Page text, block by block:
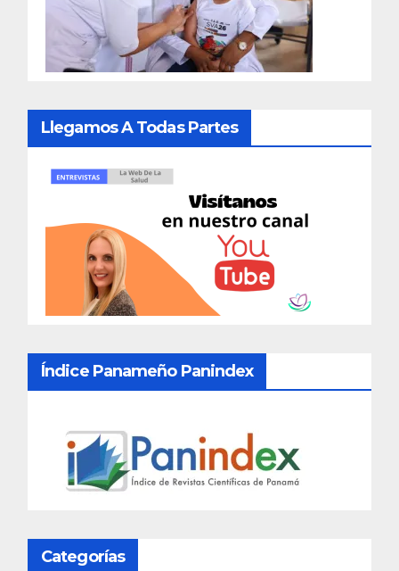
Llegamos A Todas Partes
Índice Panameño Panindex
Categorías